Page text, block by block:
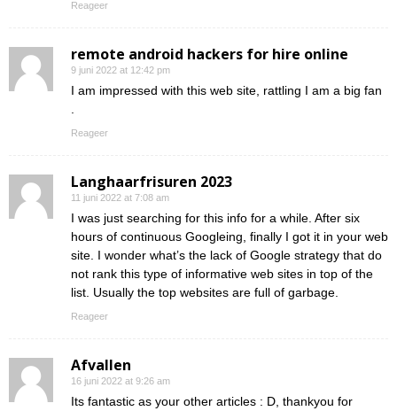
Reageer
remote android hackers for hire online
9 juni 2022 at 12:42 pm
I am impressed with this web site, rattling I am a big fan
Reageer
Langhaarfrisuren 2023
11 juni 2022 at 7:08 am
I was just searching for this info for a while. After six
hours of continuous Googleing, finally I got it in your web
site. I wonder what’s the lack of Google strategy that do
not rank this type of informative web sites in top of the
list. Usually the top websites are full of garbage.
Reageer
Afvallen
16 juni 2022 at 9:26 am
Its fantastic as your other articles : D, thankyou for